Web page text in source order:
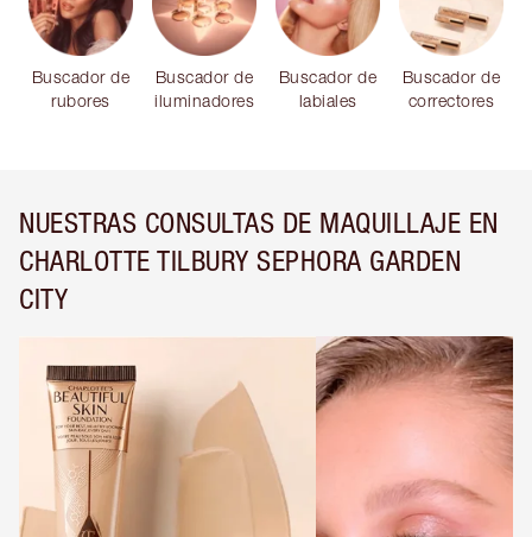
Buscador de
rubores
Buscador de
iluminadores
Buscador de
labiales
Buscador de
correctores
NUESTRAS CONSULTAS DE MAQUILLAJE EN
CHARLOTTE TILBURY SEPHORA GARDEN
CITY